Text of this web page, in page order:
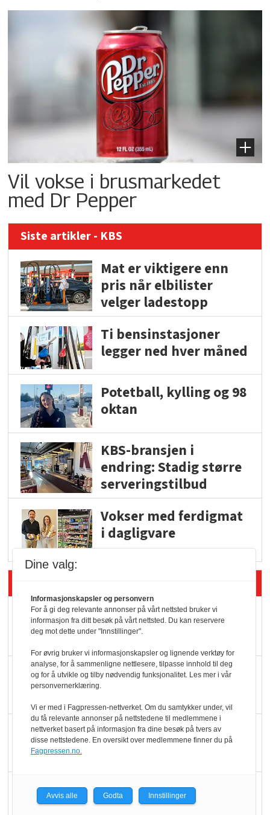
Vil vokse i brusmarkedet
med Dr Pepper
Siste artikler - KBS
Mat er viktigere enn
pris når elbilister
velger ladestopp
Ti bensinstasjoner
legger ned hver måned
Potetball, kylling og 98
oktan
KBS-bransjen i
endring: Stadig større
serveringstilbud
Vokser med ferdigmat
i dagligvare
Rema-flaggskip
dundrer videre
Slik opprettholdes
ølsalget
Færre varer, men fulle
hyller
KI lager mat i butikken
Dine valg:
Informasjonskapsler og personvern
For å gi deg relevante annonser på vårt nettsted bruker vi
informasjon fra ditt besøk på vårt nettsted. Du kan reservere
deg mot dette under "Innstillinger".
For øvrig bruker vi informasjonskapsler og lignende verktøy for
analyse, for å sammenligne nettlesere, tilpasse innhold til deg
og for å utvikle og tilby nødvendig funksjonalitet. Les mer i vår
personvernerklæring.
Vi er med i Fagpressen-nettverket. Om du samtykker under, vil
du få relevante annonser på nettstedene til medlemmene i
nettverket basert på informasjon fra dine besøk på tvers av
disse nettstedene. En oversikt over medlemmene finner du på
Fagpressen.no.
Avvis alle Godta Innstillinger